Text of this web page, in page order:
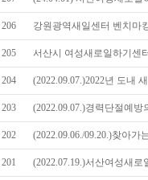
206 강원광역새일센터 벤치마
205 서산시 여성새로일하기센
204 (2022.09.07.)2022년 도내
203 (2022.09.07.)경력단절예
202 (2022.09.06./09.20.)찾아
201 (2022.07.19.)서산여성새